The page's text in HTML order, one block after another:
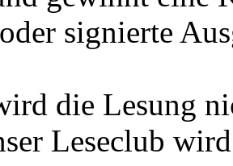
signierte
die Lesung
Leseclub